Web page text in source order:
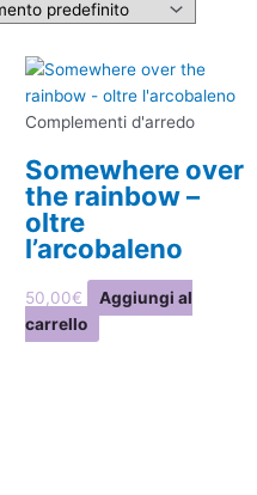
Complementi d'arredo
Somewhere over
the rainbow –
oltre
l’arcobaleno
50,00€
Aggiungi al
carrello